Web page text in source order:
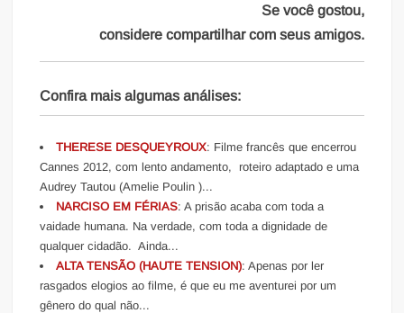
Se você gostou,
considere compartilhar com seus amigos.
Confira mais algumas análises:
THERESE DESQUEYROUX: Filme francês que encerrou
Cannes 2012, com lento andamento, roteiro adaptado e uma
Audrey Tautou (Amelie Poulin )...
NARCISO EM FÉRIAS: A prisão acaba com toda a
vaidade humana. Na verdade, com toda a dignidade de
qualquer cidadão. Ainda...
ALTA TENSÃO (HAUTE TENSION): Apenas por ler
rasgados elogios ao filme, é que eu me aventurei por um
gênero do qual não...